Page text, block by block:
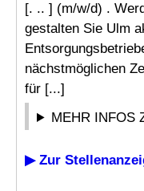
[. .. ] (m/w/d) .
gestalten Sie Ulm
nächstmöglichen
für [...]
MEHR INFOS
▶ Zur